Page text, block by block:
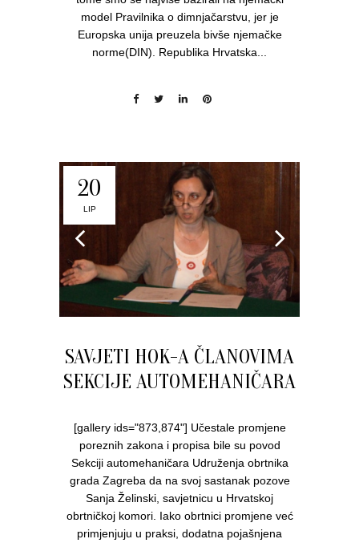
model Pravilnika o dimnjačarstvu, jer je
Europska unija preuzela bivše njemačke
norme(DIN). Republika Hrvatska...
20
LIP
SAVJETI HOK-A ČLANOVIMA
SEKCIJE AUTOMEHANIČARA
[gallery ids="873,874"] Učestale promjene
poreznih zakona i propisa bile su povod
Sekciji automehaničara Udruženja obrtnika
grada Zagreba da na svoj sastanak pozove
Sanja Želinski, savjetnicu u Hrvatskoj
obrtničkoj komori. Iako obrtnici promjene već
primjenjuju u praksi, dodatna pojašnjena